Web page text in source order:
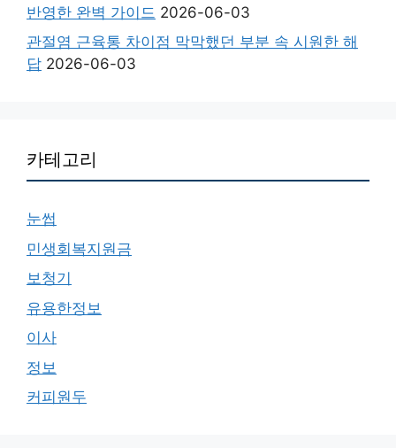
반영한 완벽 가이드 2026-06-03
관절염 근육통 차이점 막막했던 부분 속 시원한 해
답 2026-06-03
카테고리
눈썹
민생회복지원금
보청기
유용한정보
이사
정보
커피원두